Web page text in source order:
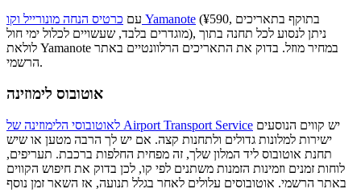
עם כרטיס הנחה מונורייל וקו Yamanote (¥590, בתוקף בתאריכים
מוגדרים בלבד, שעשויים לכלול ימי חול), ניתן לנסוע לכל תחנה בתוך
לולאת Yamanote במחיר מוזל. בדוק את התאריכים הרלוונטיים באתר
הרשמי.
אוטובוס לימוזינה
לאוטובוסי הלימוזינה של Airport Transport Service
ישירות למלונות גדולים ולתחנות קצה. אם יש לך הרבה מטען או שיש
תחנת אוטובוס ליד המלון שלך, זה מפחית החלפות ברכבת. תעריפים,
לוחות זמנים וזמינות הזמנות משתנים לפי קו, לכן בדוק את חיפוש הקווים
באתר הרשמי. אוטובוסים עלולים לאחר בגלל תנועה, אז השאר זמן נוסף